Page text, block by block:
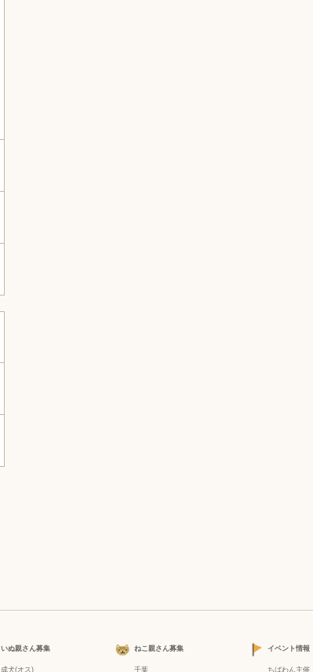
いぬ親さん募集
成犬(オス)
ねこ親さん募集
千葉
イベント情報
ちばわん主催